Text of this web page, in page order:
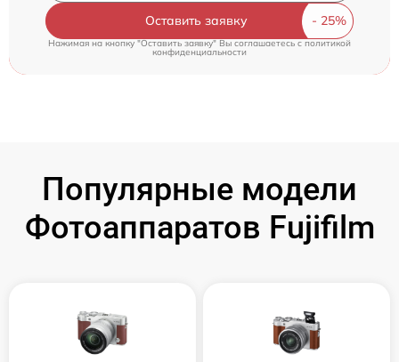
Оставить заявку
Нажимая на кнопку "Оставить заявку" Вы соглашаетесь c политикой
конфиденциальности
Популярные модели
Фотоаппаратов Fujifilm